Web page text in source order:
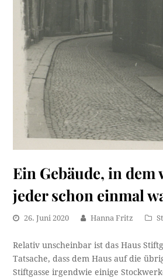
Ein Gebäude, in dem
jeder schon einmal
26. Juni 2020 Hanna Fritz
Relativ unscheinbar ist das Haus
Tatsache, dass dem Haus auf die
Stiftgasse irgendwie einige